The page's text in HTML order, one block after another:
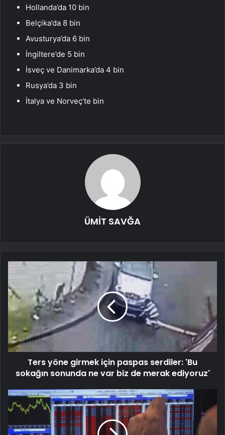
Hollanda’da 10 bin
Belçika’da 8 bin
Avusturya’da 6 bin
İngiltere’de 5 bin
İsveç ve Danimarka’da 4 bin
Rusya’da 3 bin
İtalya ve Norveç’te bin
ÜMİT SAVĞA
Ters yöne girmek için paspas serdiler: 'Bu
sokağın sonunda ne var biz de merak ediyoruz'